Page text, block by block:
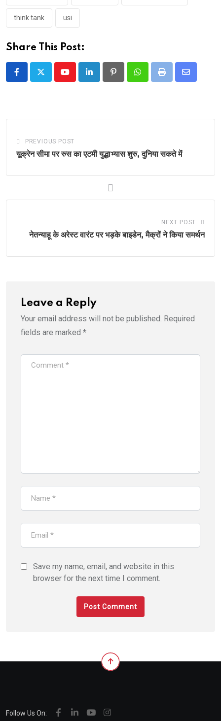
think tank usi
Share This Post:
YoutubeLinkedIn PinterestWhatsappPrint
Share
PREVIOUS POST
यूक्रेन सीमा पर रुस का एटमी युद्धाभ्यास शुरु, दुनिया सकते में
NEXT POST
नेतन्याहू के अरेस्ट वारंट पर भड़के बाइडेन, मैक्रों ने किया समर्थन
Leave a Reply
Your email address will not be published. Required
fields are marked *
Save my name, email, and website in this
browser for the next time I comment.
Follow Us On: